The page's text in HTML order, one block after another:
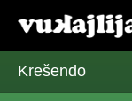
Krešendo